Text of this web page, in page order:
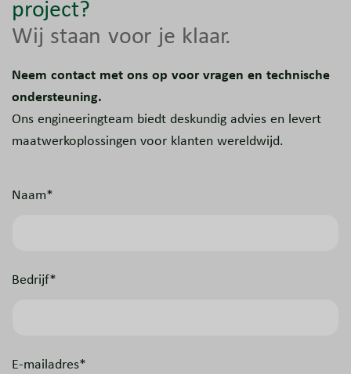
project?
Wij staan voor je klaar.
Neem contact met ons op voor vragen en technische
ondersteuning.
Ons engineeringteam biedt deskundig advies en levert
maatwerkoplossingen voor klanten wereldwijd.
Naam*
Bedrijf*
E-mailadres*